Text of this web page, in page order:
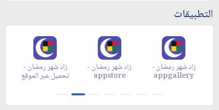
التطبيقات
زاد شهر رمضان -
تحميل عبر الموقع
زاد شهر رمضان -
appstore
زاد شهر رمضان -
appgallery